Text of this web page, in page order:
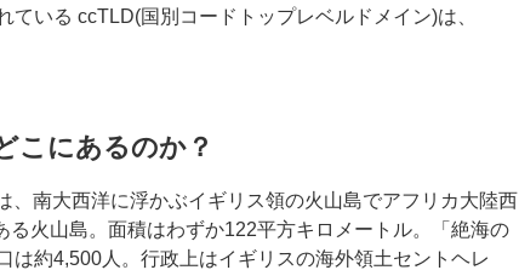
ている ccTLD(国別コードトップレベルドメイン)は、
こにあるのか？
、南大西洋に浮かぶイギリス領の火山島でアフリカ大陸西
る火山島。面積はわずか122平方キロメートル。「絶海の
は約4,500人。行政上はイギリスの海外領土セントヘレ